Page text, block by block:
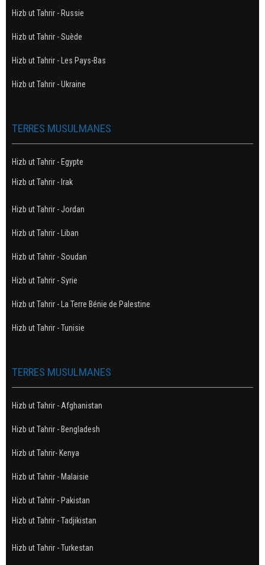
Hizb ut Tahrir - Russie
Hizb ut Tahrir - Suède
Hizb ut Tahrir - Les Pays-Bas
Hizb ut Tahrir - Ukraine
TERRES MUSULMANES
Hizb ut Tahrir - Egypte
Hizb ut Tahrir - Irak
Hizb ut Tahrir - Jordan
Hizb ut Tahrir - Liban
Hizb ut Tahrir - Soudan
Hizb ut Tahrir - Syrie
Hizb ut Tahrir - La Terre Bénie de Palestine
Hizb ut Tahrir - Tunisie
TERRES MUSULMANES
Hizb ut Tahrir - Afghanistan
Hizb ut Tahrir - Bengladesh
Hizb ut Tahrir- Kenya
Hizb ut Tahrir - Malaisie
Hizb ut Tahrir - Pakistan
Hizb ut Tahrir - Tadjikistan
Hizb ut Tahrir - Turkestan